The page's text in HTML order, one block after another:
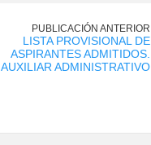
PUBLICACIÓN ANTERIOR
LISTA PROVISIONAL DE
ASPIRANTES ADMITIDOS.
AUXILIAR ADMINISTRATIVO